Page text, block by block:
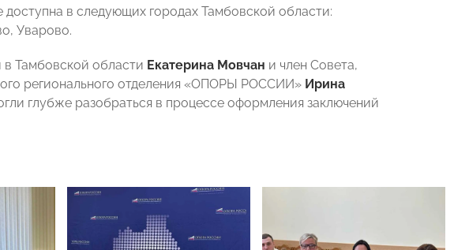
в следующих городах Тамбовской области:
Уварово.
Тамбовской области Екатерина Мовчан и член Совета,
регионального отделения «ОПОРЫ РОССИИ» Ирина
глубже разобраться в процессе оформления заключений